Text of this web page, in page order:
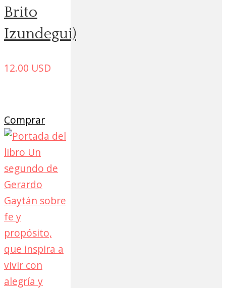
Brito
Izundegui)
12.00 USD
Comprar